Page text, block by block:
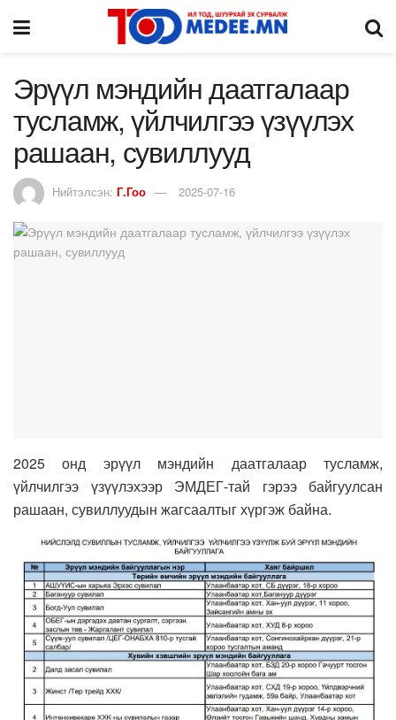
Эрүүл мэндийн даатгалаар
тусламж, үйлчилгээ үзүүлэх
рашаан, сувиллууд
Нийтэлсэн: Г.Гоо 2025-07-16
2025 онд эрүүл мэндийн даатгалаар тусламж,
үйлчилгээ үзүүлэхээр ЭМДЕГ-тай гэрээ байгуулсан
рашаан, сувиллуудын жагсаалтыг хүргэж байна.